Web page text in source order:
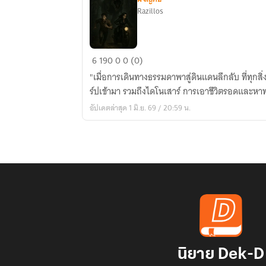
Lost
Land:
โลก
ที่
สาบสูญ
Razillos
619000 (0)
"เมื่อการเดินทางธรรมดาพาสู่ดินแดนลึกลับ ที่ทุก
ร์ปเข้ามา รวมถึงไดโนเสาร์ การเอาชีวิตรอดและ
อัปเดตล่าสุด 1 มิ.ย. 69 / 20:59 น.
นิยาย Dek-D